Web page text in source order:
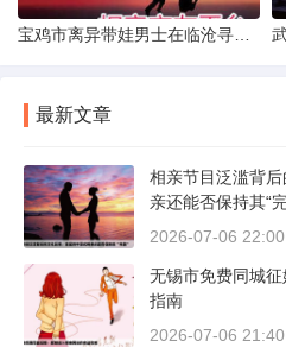
最新文章
相亲节目泛滥背
亲还能否保持其“
2026-07-06
无锡市免费同城
指南
2026-07-06